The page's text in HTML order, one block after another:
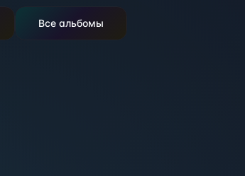
Все альбомы